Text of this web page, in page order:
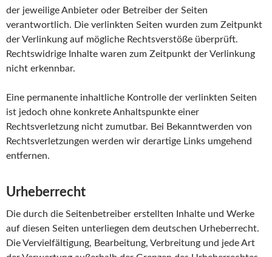
der jeweilige Anbieter oder Betreiber der Seiten
verantwortlich. Die verlinkten Seiten wurden zum Zeitpunkt
der Verlinkung auf mögliche Rechtsverstöße überprüft.
Rechtswidrige Inhalte waren zum Zeitpunkt der Verlinkung
nicht erkennbar.
Eine permanente inhaltliche Kontrolle der verlinkten Seiten
ist jedoch ohne konkrete Anhaltspunkte einer
Rechtsverletzung nicht zumutbar. Bei Bekanntwerden von
Rechtsverletzungen werden wir derartige Links umgehend
entfernen.
Urheberrecht
Die durch die Seitenbetreiber erstellten Inhalte und Werke
auf diesen Seiten unterliegen dem deutschen Urheberrecht.
Die Vervielfältigung, Bearbeitung, Verbreitung und jede Art